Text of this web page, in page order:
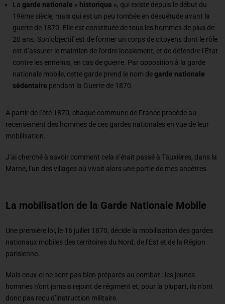
La garde nationale « historique », qui existe depuis le début du
19ème siècle, mais qui est un peu tombée en désuétude avant la
guerre de 1870. Elle est constituée de tous les hommes de plus de
20 ans. Son objectif est de former un corps de citoyens dont le rôle
est d’assurer le maintien de l’ordre localement, et de défendre l’État
contre les ennemis, en cas de guerre. Par opposition à la garde
nationale mobile, cette garde prend le nom degarde nationale
sédentaire pendant la Guerre de 1870.
A partir de l’été 1870, chaque commune de France procède au
recensement des hommes de ces gardes nationales en vue de leur
mobilisation.
J’ai cherché à savoir comment cela s’était passé à Tauxières, dans la
Marne, l’un des villages où vivait alors une partie de mes ancêtres.
La mobilisation de la Garde Nationale Mobile
Une première loi, le 16 juillet 1870, décide la mobilisation des gardes
nationaux mobiles des territoires du Nord, de l’Est et de la Région
parisienne.
Mais ceux-ci ne sont pas bien préparés au combat : les jeunes
hommes n’ont jamais rejoint de régiment et, pour la plupart, ils n’ont
donc pas reçu d’instruction militaire.